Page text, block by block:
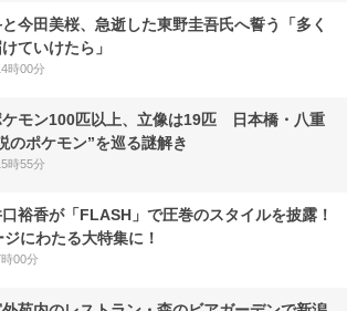
今田美桜、急逝した東野圭吾氏へ誓う「多く
ていけたら」
時00分
ケモン100匹以上、立像は19匹 日本橋・八重
のポケモン”を巡る謎解き
時55分
裕香が「FLASH」で圧巻のスタイルを披露！
にわたる大特集に！
00分